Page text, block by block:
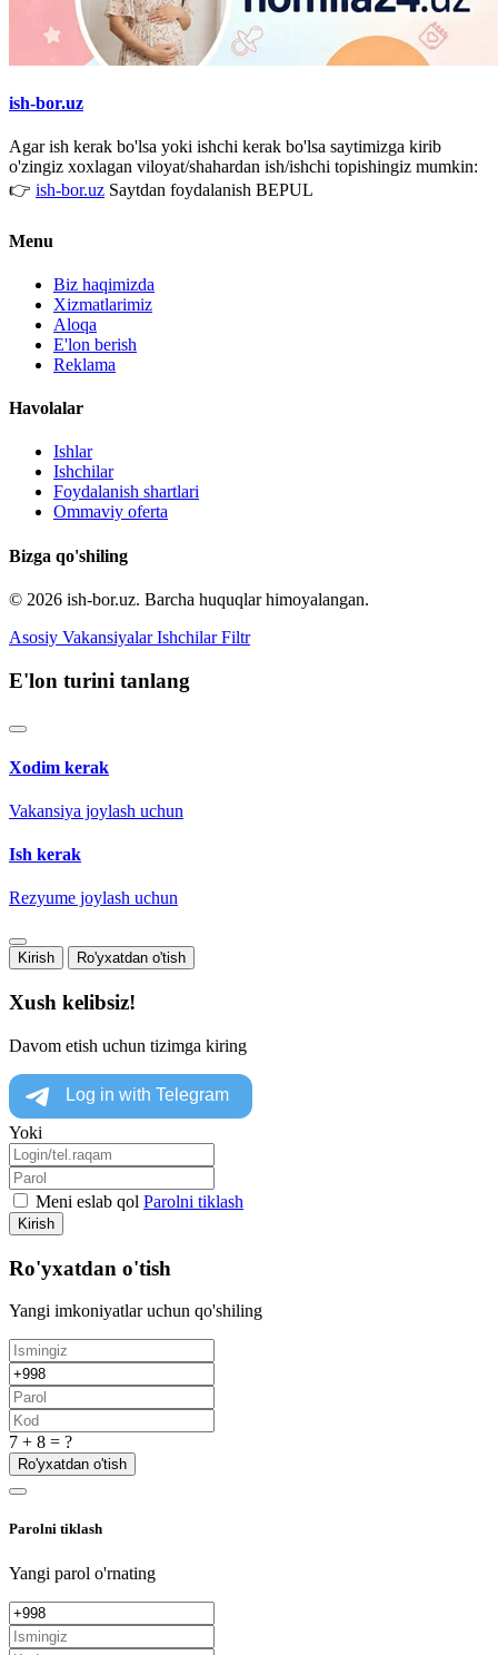
ish-bor.uz
Agar ish kerak bo'lsa yoki ishchi kerak bo'lsa saytimizga kirib
o'zingiz xoxlagan viloyat/shahardan ish/ishchi topishingiz mumkin:
👉 ish-bor.uz Saytdan foydalanish BEPUL
Menu
Biz haqimizda
Xizmatlarimiz
Aloqa
E'lon berish
Reklama
Havolalar
Ishlar
Ishchilar
Foydalanish shartlari
Ommaviy oferta
Bizga qo'shiling
© 2026 ish-bor.uz. Barcha huquqlar himoyalangan.
Asosiy Vakansiyalar Ishchilar Filtr
E'lon turini tanlang
Xodim kerak
Vakansiya joylash uchun
Ish kerak
Rezyume joylash uchun
Kirish Ro'yxatdan o'tish
Xush kelibsiz!
Davom etish uchun tizimga kiring
Yoki
Meni eslab qol Parolni tiklash
Kirish
Ro'yxatdan o'tish
Yangi imkoniyatlar uchun qo'shiling
7 + 8 = ?
Ro'yxatdan o'tish
Parolni tiklash
Yangi parol o'rnating